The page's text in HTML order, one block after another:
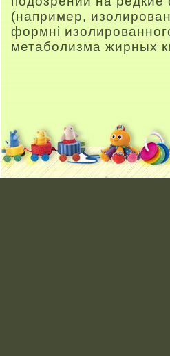
(например,
формні
метаболизма жирных